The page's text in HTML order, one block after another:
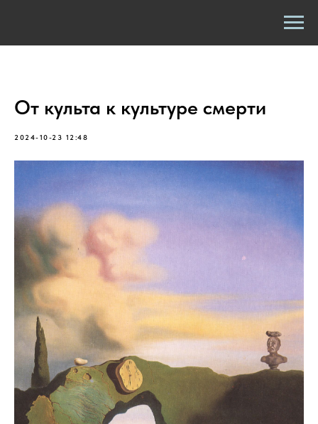
От культа к культуре смерти
2024-10-23 12:48